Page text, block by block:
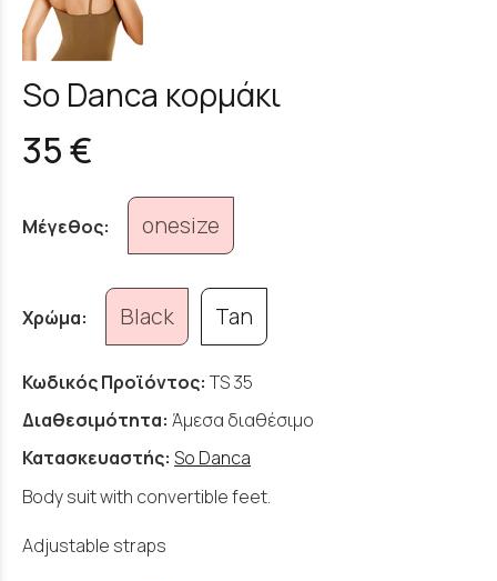
So Danca κορμάκι
35 €
Μέγεθος: onesize
Χρώμα: Black Tan
Κωδικός Προϊόντος: TS 35
Διαθεσιμότητα: Άμεσα διαθέσιμο
Κατασκευαστής: So Danca
Body suit with convertible feet.
Adjustable straps